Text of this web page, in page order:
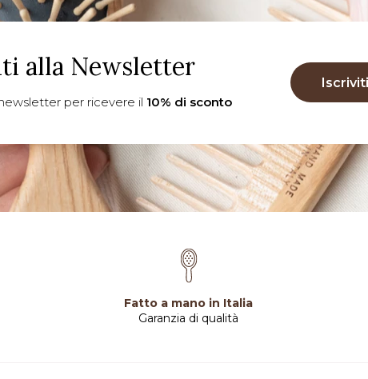
alla Newsletter
per ricevere il 10% di sconto
Fatto a mano in Italia
Garanzia di qualità